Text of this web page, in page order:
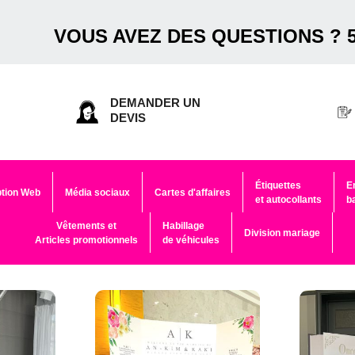
VOUS AVEZ DES QUESTIONS ?
DEMANDER UN
DEVIS
Web Média sociaux Cartes d'affaires
Étiquettes
et autocollants
Vêtements et
Articles promotionnels
Habillage
de véhicules
Division mariage